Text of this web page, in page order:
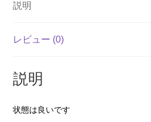
ク
カ
（中
良
説明
レビュー (0)
説明
状態は良いです